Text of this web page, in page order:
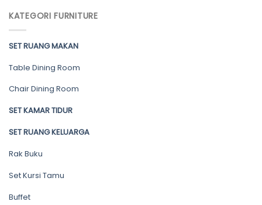
KATEGORI FURNITURE
SET RUANG MAKAN
Table Dining Room
Chair Dining Room
SET KAMAR TIDUR
SET RUANG KELUARGA
Rak Buku
Set Kursi Tamu
Buffet